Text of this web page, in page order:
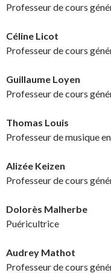
Professeur de cours
Céline Licot
Professeur de cours
Guillaume Loyen
Professeur de cours
Thomas Louis
Professeur de musique
Alizée Keizen
Professeur de cours
Dolorès Malherbe
Puéricultrice
Audrey Mathot
Professeur de cours